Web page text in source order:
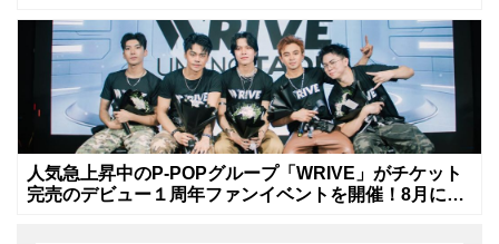
人気急上昇中のP-POPグループ「WRIVE」がチケット
完売のデビュー１周年ファンイベントを開催！8月に新